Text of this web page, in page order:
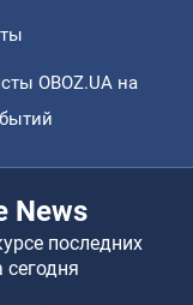
OBOZ.UA на
News
последних